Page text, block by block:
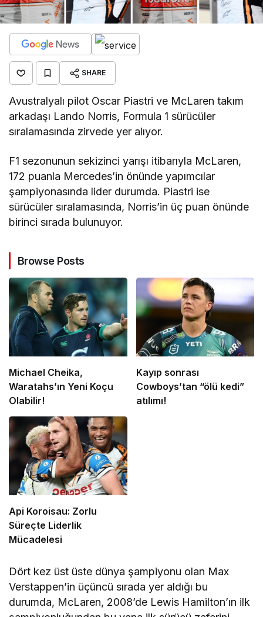
SHARE
Avustralyalı pilot Oscar Piastri ve McLaren takım
arkadaşı Lando Norris, Formula 1 sürücüler
sıralamasında zirvede yer alıyor.
F1 sezonunun sekizinci yarışı itibarıyla McLaren,
172 puanla Mercedes’in önünde yapımcılar
şampiyonasında lider durumda. Piastri ise
sürücüler sıralamasında, Norris’in üç puan önünde
birinci sırada bulunuyor.
Browse Posts
Michael Cheika,
Waratahs’ın Yeni Koçu
Olabilir!
Kayıp sonrası
Cowboys’tan “ölü kedi”
atılımı!
Api Koroisau: Zorlu
Süreçte Liderlik
Mücadelesi
Dört kez üst üste dünya şampiyonu olan Max
Verstappen’in üçüncü sırada yer aldığı bu
durumda, McLaren, 2008’de Lewis Hamilton’ın ilk